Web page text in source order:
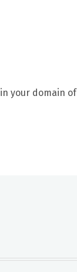
your domain